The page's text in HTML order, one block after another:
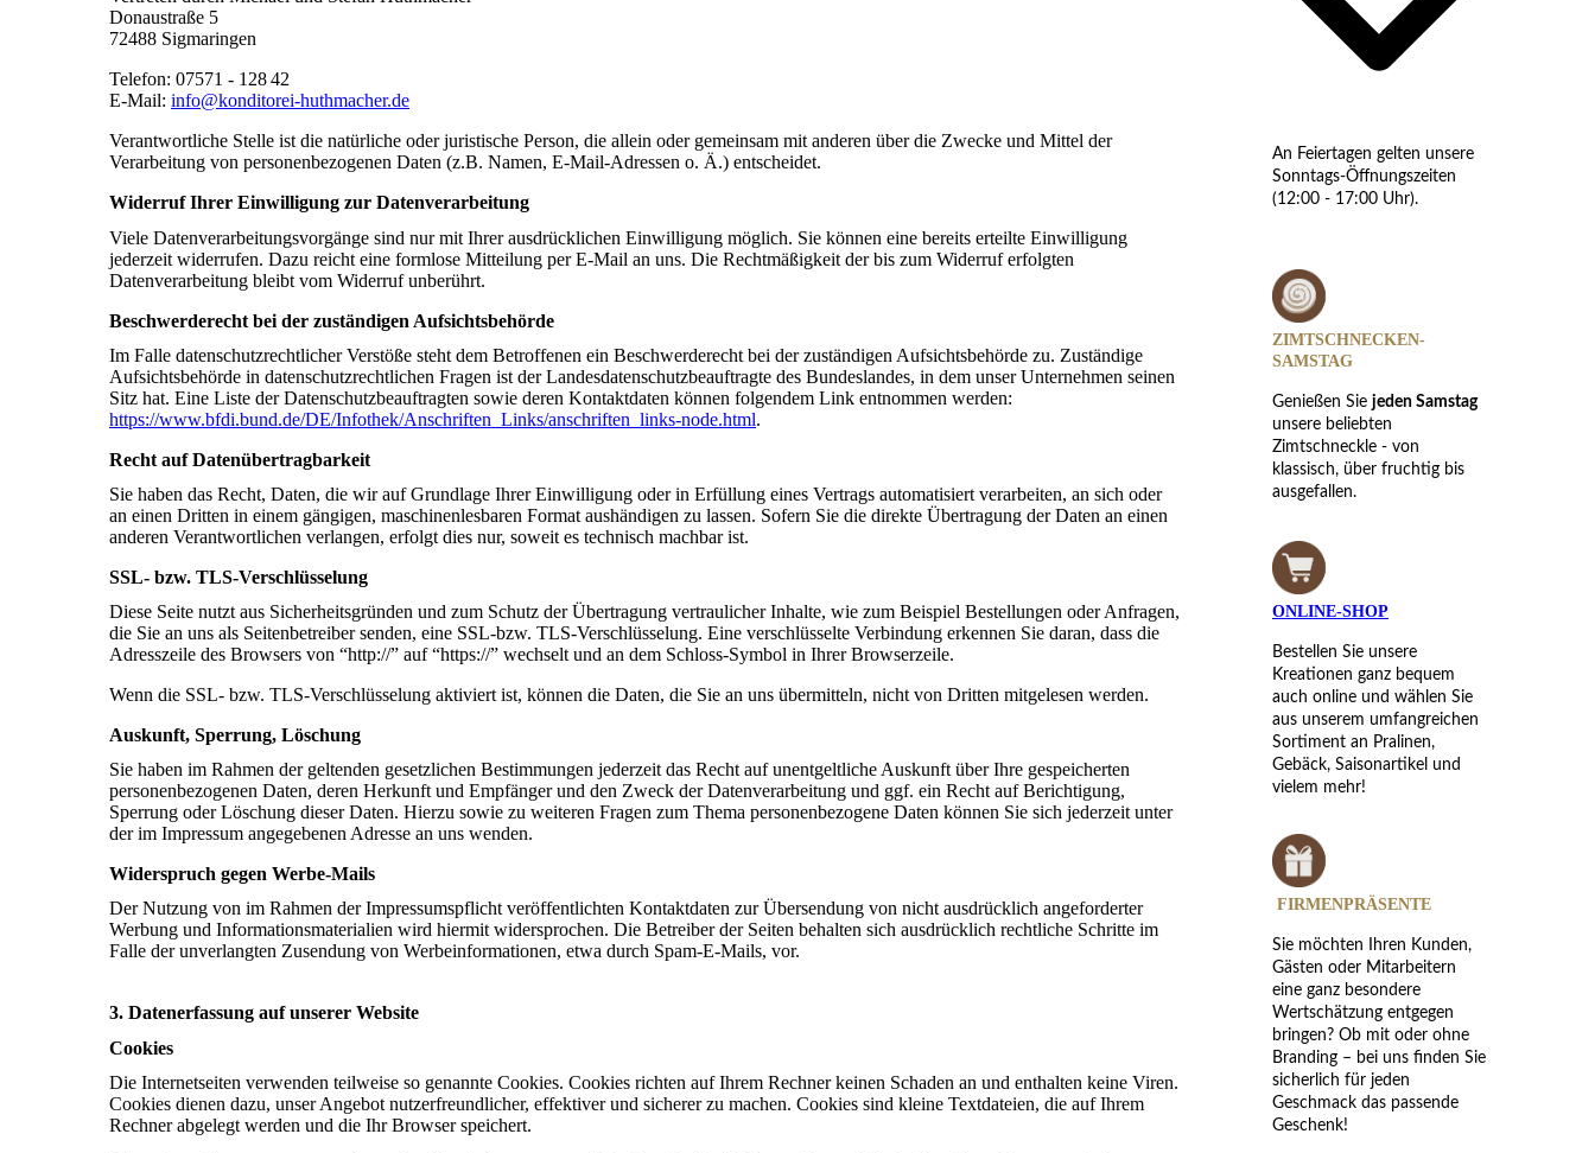
Donaustraße 5
72488 Sigmaringen
Telefon: 07571 - 128 42
E-Mail: info@konditorei-huthmacher.de
Verantwortliche Stelle ist die natürliche oder juristische Person, die allein oder gemeinsam mit anderen über die Zwecke und Mittel der
Verarbeitung von personenbezogenen Daten (z.B. Namen, E-Mail-Adressen o. Ä.) entscheidet.
Widerruf Ihrer Einwilligung zur Datenverarbeitung
Viele Datenverarbeitungsvorgänge sind nur mit Ihrer ausdrücklichen Einwilligung möglich. Sie können eine bereits erteilte Einwilligung
jederzeit widerrufen. Dazu reicht eine formlose Mitteilung per E-Mail an uns. Die Rechtmäßigkeit der bis zum Widerruf erfolgten
Datenverarbeitung bleibt vom Widerruf unberührt.
Beschwerderecht bei der zuständigen Aufsichtsbehörde
Im Falle datenschutzrechtlicher Verstöße steht dem Betroffenen ein Beschwerderecht bei der zuständigen Aufsichtsbehörde zu. Zuständige
Aufsichtsbehörde in datenschutzrechtlichen Fragen ist der Landesdatenschutzbeauftragte des Bundeslandes, in dem unser Unternehmen seinen
Sitz hat. Eine Liste der Datenschutzbeauftragten sowie deren Kontaktdaten können folgendem Link entnommen werden:
https://www.bfdi.bund.de/DE/Infothek/Anschriften_Links/anschriften_links-node.html.
Recht auf Datenübertragbarkeit
Sie haben das Recht, Daten, die wir auf Grundlage Ihrer Einwilligung oder in Erfüllung eines Vertrags automatisiert verarbeiten, an sich oder
an einen Dritten in einem gängigen, maschinenlesbaren Format aushändigen zu lassen. Sofern Sie die direkte Übertragung der Daten an einen
anderen Verantwortlichen verlangen, erfolgt dies nur, soweit es technisch machbar ist.
SSL- bzw. TLS-Verschlüsselung
Diese Seite nutzt aus Sicherheitsgründen und zum Schutz der Übertragung vertraulicher Inhalte, wie zum Beispiel Bestellungen oder Anfragen,
die Sie an uns als Seitenbetreiber senden, eine SSL-bzw. TLS-Verschlüsselung. Eine verschlüsselte Verbindung erkennen Sie daran, dass die
Adresszeile des Browsers von “http://” auf “https://” wechselt und an dem Schloss-Symbol in Ihrer Browserzeile.
Wenn die SSL- bzw. TLS-Verschlüsselung aktiviert ist, können die Daten, die Sie an uns übermitteln, nicht von Dritten mitgelesen werden.
Auskunft, Sperrung, Löschung
Sie haben im Rahmen der geltenden gesetzlichen Bestimmungen jederzeit das Recht auf unentgeltliche Auskunft über Ihre gespeicherten
personenbezogenen Daten, deren Herkunft und Empfänger und den Zweck der Datenverarbeitung und ggf. ein Recht auf Berichtigung,
Sperrung oder Löschung dieser Daten. Hierzu sowie zu weiteren Fragen zum Thema personenbezogene Daten können Sie sich jederzeit unter
der im Impressum angegebenen Adresse an uns wenden.
Widerspruch gegen Werbe-Mails
Der Nutzung von im Rahmen der Impressumspflicht veröffentlichten Kontaktdaten zur Übersendung von nicht ausdrücklich angeforderter
Werbung und Informationsmaterialien wird hiermit widersprochen. Die Betreiber der Seiten behalten sich ausdrücklich rechtliche Schritte im
Falle der unverlangten Zusendung von Werbeinformationen, etwa durch Spam-E-Mails, vor.
3. Datenerfassung auf unserer Website
Cookies
Die Internetseiten verwenden teilweise so genannte Cookies. Cookies richten auf Ihrem Rechner keinen Schaden an und enthalten keine Viren.
Cookies dienen dazu, unser Angebot nutzerfreundlicher, effektiver und sicherer zu machen. Cookies sind kleine Textdateien, die auf Ihrem
Rechner abgelegt werden und die Ihr Browser speichert.
An Feiertagen gelten unsere
Sonntags-Öffnungszeiten
(12:00 - 17:00 Uhr).
ZIMTSCHNECKEN-
SAMSTAG
Genießen Sie jeden Samstag
unsere beliebten
Zimtschneckle - von
klassisch, über fruchtig bis
ausgefallen.
ONLINE-SHOP
Bestellen Sie unsere
Kreationen ganz bequem
auch online und wählen Sie
aus unserem umfangreichen
Sortiment an Pralinen,
Gebäck, Saisonartikel und
vielem mehr!
FIRMENPRÄSENTE
Sie möchten Ihren Kunden,
Gästen oder Mitarbeitern
eine ganz besondere
Wertschätzung entgegen
bringen? Ob mit oder ohne
Branding – bei uns finden Sie
sicherlich für jeden
Geschmack das passende
Geschenk!